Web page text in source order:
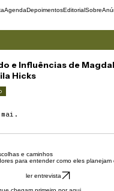
AgendaDepoimentosEditorialSobre
e Influências de
Hicks
e caminhos
para entender como eles
ler entrevista